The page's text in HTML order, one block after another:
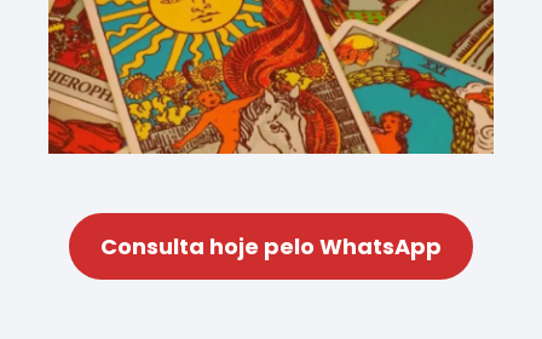
Consulta hoje pelo WhatsApp